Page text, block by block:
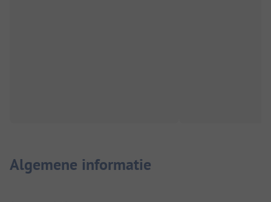
Algemene informatie